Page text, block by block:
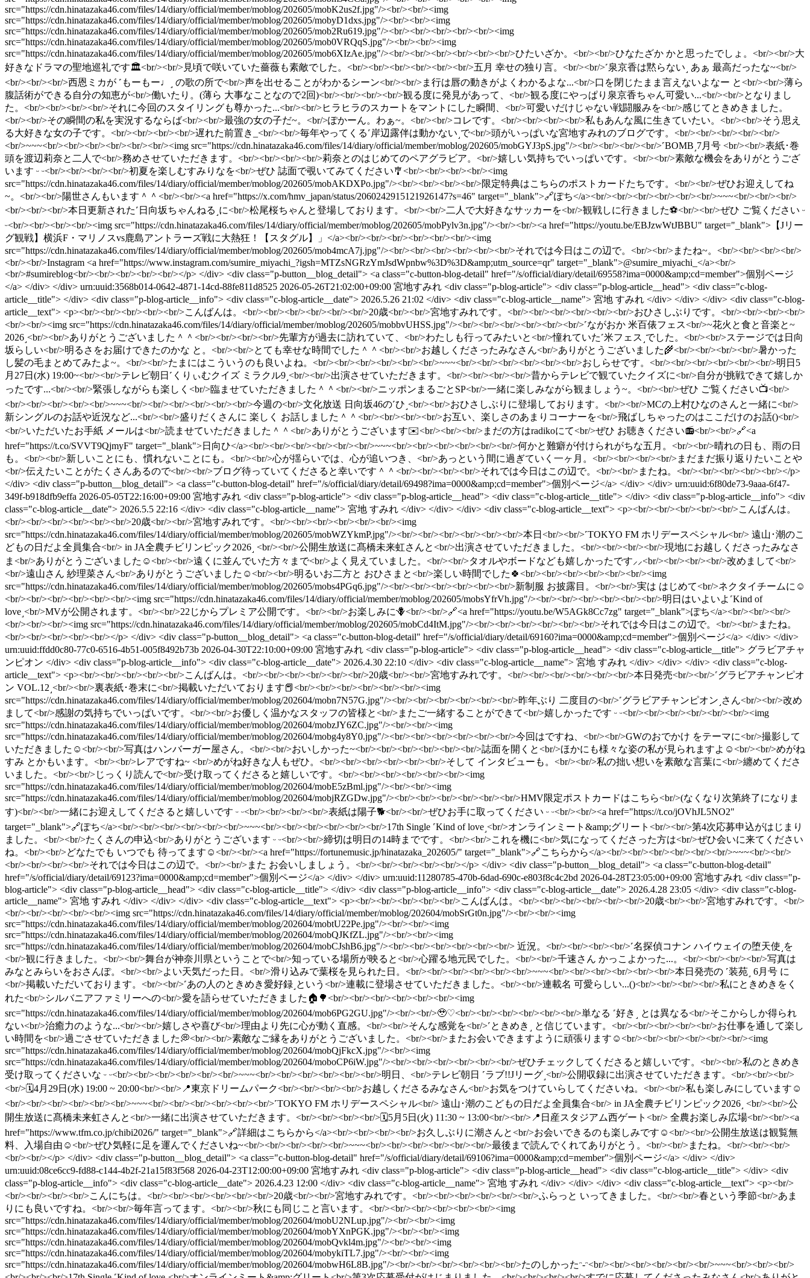
src="https://cdn.hinatazaka46.com/files/14/diary/official/member/moblog/202605/mobK2us2f.jpg"/><br/><br/><img
src="https://cdn.hinatazaka46.com/files/14/diary/official/member/moblog/202605/mobyD1dxs.jpg"/><br/><br/><img
src="https://cdn.hinatazaka46.com/files/14/diary/official/member/moblog/202605/mob2Ru619.jpg"/><br/><br/><br/><br/><br/><img
src="https://cdn.hinatazaka46.com/files/14/diary/official/member/moblog/202605/mob0VRQqS.jpg"/><br/><br/><img
src="https://cdn.hinatazaka46.com/files/14/diary/official/member/moblog/202605/mob6XIzAe.jpg"/><br/><br/><br/><br/><br/><br/>ひたいざか。<br/><br/>ひなたざか かと思ったでしょ。<br/><br/>大
好きなドラマの聖地巡礼です🏛<br/><br/>見頃で咲いていた薔薇も素敵でした。<br/><br/><br/><br/><br/><br/>五月 幸せの独り言。<br/><br/>˹泉京香は黙らない˼ あぁ 最高だったな~<br/>
<br/><br/><br/>西恩ミカが ˹もーもー♩˼ の歌の所で<br/>声を出せることがわかるシーン<br/><br/>ま行は唇の動きがよくわかるよな...<br/>口を閉じたまま言えないよなー と<br/><br/>薄ら
腹話術ができる自分の知恵が<br/>働いたり。(薄ら 大事なことなので2回)<br/><br/><br/><br/>観る度に発見があって、<br/>観る度にやっぱり泉京香ちゃん可愛い...<br/><br/>となりまし
た。<br/><br/><br/><br/>それに今回のスタイリングも尊かった...<br/><br/>ヒラヒラのスカートをマントにした瞬間、<br/>可愛いだけじゃない戦闘服みを<br/>感じてときめきました。
<br/><br/>その瞬間の私を実況するならば<br/><br/>最強の女の子だ~。<br/>ぽかーん。わぁ~。<br/><br/>コレです。<br/><br/><br/><br/>私もあんな風に生きていたい。<br/><br/>そう思え
る大好きな女の子です。<br/><br/><br/><br/>遅れた前置き_<br/><br/>毎年やってくる˹岸辺露伴は動かない˼で<br/>頭がいっぱいな宮地すみれのブログです。<br/><br/><br/><br/><br/>
<br/>~~~<br/><br/><br/><br/><br/><br/><img src="https://cdn.hinatazaka46.com/files/14/diary/official/member/moblog/202605/mobGYJ3pS.jpg"/><br/><br/><br/><br/>˹BOMB˼7月号 <br/><br/>表紙･巻
頭を渡辺莉奈と二人で<br/>務めさせていただきます。<br/><br/><br/><br/>莉奈とのはじめてのペアグラビア。<br/>嬉しい気持ちでいっぱいです。<br/><br/>素敵な機会をありがとうござ
います ᵕ ᵕ<br/><br/><br/><br/>初夏を楽しむすみりなを<br/>ぜひ 誌面で覗いてみてください🎐<br/><br/><br/><br/><img
src="https://cdn.hinatazaka46.com/files/14/diary/official/member/moblog/202605/mobAKDXPo.jpg"/><br/><br/><br/><br/>限定特典はこちらのポストカードたちです。<br/><br/>ぜひお迎えしてね
~。<br/><br/>陽世さんもいます＾＾<br/><br/><a href="https://x.com/hmv_japan/status/2060242915121926147?s=46" target="_blank">🔗ぽち</a><br/><br/><br/><br/><br/><br/>~~~<br/><br/><br/>
<br/><br/><br/>本日更新された˹日向坂ちゃんねる˼に<br/>松尾桜ちゃんと登場しております。<br/><br/>二人で大好きなサッカーを<br/>観戦しに行きました⚽️<br/><br/>ぜひ ご覧ください ᵕ
ᵕ<br/><br/><br/><br/><img src="https://cdn.hinatazaka46.com/files/14/diary/official/member/moblog/202605/mobPylv3n.jpg"/><br/><br/><a href="https://youtu.be/EBJzwWtJBBU" target="_blank">【Jリー
グ観戦】横浜F・マリノスvs鹿島アントラーズ戦に大熱狂！【スタグル】」</a><br/><br/><br/><br/><br/><br/><img
src="https://cdn.hinatazaka46.com/files/14/diary/official/member/moblog/202605/mob4mcA7j.jpg"/><br/><br/><br/><br/><br/><br/>それでは今日はこの辺で。<br/><br/>またね~。<br/><br/><br/><br/>
<br/><br/>Instagram <a href="https://www.instagram.com/sumire_miyachi_?igsh=MTZsNGRzYmJsdWpnbw%3D%3D&amp;utm_source=qr" target="_blank">@sumire_miyachi_</a><br/>
<br/>#sumireblog<br/><br/><br/><br/><br/></p> </div> <div class="p-button__blog_detail"> <a class="c-button-blog-detail" href="/s/official/diary/detail/69558?ima=0000&amp;cd=member">個別ページ
</a> </div> </div> urn:uuid:3568b014-0642-4871-14cd-88fe811d8525 2026-05-26T21:02:00+09:00 宮地すみれ <div class="p-blog-article"> <div class="p-blog-article__head"> <div class="c-blog-
article__title"> </div> <div class="p-blog-article__info"> <div class="c-blog-article__date"> 2026.5.26 21:02 </div> <div class="c-blog-article__name"> 宮地 すみれ </div> </div> </div> <div class="c-blog-
article__text"> <p><br/><br/><br/><br/><br/>こんばんは。<br/><br/><br/><br/><br/><br/>20歳<br/><br/>宮地すみれです。<br/><br/><br/><br/><br/><br/>おひさしぶりです。<br/><br/><br/><br/>
<br/><br/><img src="https://cdn.hinatazaka46.com/files/14/diary/official/member/moblog/202605/mobbvUHSS.jpg"/><br/><br/><br/><br/><br/><br/>˹ながおか 米百俵フェス<br/>~花火と食と音楽と~
2026˼<br/><br/>ありがとうございました＾＾<br/><br/><br/><br/>先輩方が過去に訪れていて、<br/>わたしも行ってみたいと<br/>憧れていた˹米フェス˼でした。<br/><br/>ステージでは日向
坂らしい<br/>明るさをお届けできたのかな と。<br/><br/>とても幸せな時間でした＾＾<br/><br/>お越しくださったみなさん<br/>ありがとうございました🌾<br/><br/><br/><br/>暑かった
し髪の毛まとめてみたよ~。<br/><br/>たまにはこういうのも良いよね。<br/><br/><br/><br/><br/><br/>~~~<br/><br/><br/><br/><br/><br/>おしらせです。<br/><br/><br/><br/><br/><br/>明日5
月27日(水) 19:00~<br/><br/>テレビ朝日˹くりぃむクイズ ミラクル9˼<br/><br/>出演させていただきます。<br/><br/><br/><br/>昔からテレビで観ていたクイズに<br/>自分が挑戦できて嬉しか
ったです...<br/><br/>緊張しながらも楽しく<br/>臨ませていただきました＾＾<br/><br/>ニッポンまるごとSP<br/>一緒に楽しみながら観ましょう~。<br/><br/>ぜひ ご覧ください📺<br/>
<br/><br/><br/><br/><br/>~~~<br/><br/><br/><br/><br/><br/>今週の<br/>文化放送 日向坂46の˹ひ˼<br/><br/>おひさしぶりに登場しております。<br/><br/>MCの上村ひなのさんと一緒に<br/>
新シングルのお話や近況など...<br/><br/>盛りだくさんに 楽しく お話しました＾＾<br/><br/><br/><br/>お互い、楽しさのあまりコーナーを<br/>飛ばしちゃったのはここだけのお話()<br/>
<br/>いただいたお手紙 メールは<br/>読ませていただきました＾＾<br/>ありがとうございます✉️<br/><br/><br/>まだの方はradikoにて<br/>ぜひ お聴きください📻<br/><br/>🔗<a
href="https://t.co/SVVT9QjmyF" target="_blank">日向ひ</a><br/><br/><br/><br/><br/><br/>~~~<br/><br/><br/><br/><br/><br/>何かと難癖が付けられがちな五月。<br/><br/>晴れの日も、雨の日
も。<br/><br/>新しいことにも、慣れないことにも。<br/><br/>心が揺らいでは、心が追いつき、<br/>あっという間に過ぎていく一ヶ月。<br/><br/><br/><br/>まだまだ振り返りたいことや
<br/>伝えたいことがたくさんあるので<br/><br/>ブログ待っていてくださると幸いです＾＾<br/><br/><br/><br/>それでは今日はこの辺で。<br/><br/>またね。<br/><br/><br/><br/><br/></p>
</div> <div class="p-button__blog_detail"> <a class="c-button-blog-detail" href="/s/official/diary/detail/69498?ima=0000&amp;cd=member">個別ページ</a> </div> </div> urn:uuid:6f80de73-9aaa-6f47-
349f-b918dfb9effa 2026-05-05T22:16:00+09:00 宮地すみれ <div class="p-blog-article"> <div class="p-blog-article__head"> <div class="c-blog-article__title"> </div> <div class="p-blog-article__info"> <div
class="c-blog-article__date"> 2026.5.5 22:16 </div> <div class="c-blog-article__name"> 宮地 すみれ </div> </div> </div> <div class="c-blog-article__text"> <p><br/><br/><br/><br/><br/>こんばんは。
<br/><br/><br/><br/><br/><br/>20歳<br/><br/>宮地すみれです。<br/><br/><br/><br/><br/><br/><img
src="https://cdn.hinatazaka46.com/files/14/diary/official/member/moblog/202605/mobWZYkmP.jpg"/><br/><br/><br/><br/><br/><br/>本日<br/><br/>˹TOKYO FM ホリデースペシャル<br/> 遠山･潮のこ
どもの日だよ全員集合<br/> in JA全農チビリンピック2026˼ <br/><br/>公開生放送に髙橋未来虹さんと<br/>出演させていただきました。<br/><br/><br/><br/>現地にお越しくださったみなさ
ま<br/>ありがとうございました︎☺︎<br/><br/>遠くに並んでいた方々まで<br/>よく見えていました。<br/><br/>タオルやボードなども嬉しかったです︎⸝⸝<br/><br/><br/><br/>改めまして<br/>
<br/>遠山さん 紗理菜さん<br/>ありがとうございました︎☺︎<br/><br/>明るいお二方と おひさまと<br/>楽しい時間でした︎︎🍀<br/><br/><br/><br/><br/><br/><img
src="https://cdn.hinatazaka46.com/files/14/diary/official/member/moblog/202605/mobs4PGq6.jpg"/><br/><br/><br/><br/><br/><br/>新制服 お披露目。<br/><br/>実は はじめて︎<br/>ネクタイチームに︎☺︎
<br/><br/><br/><br/><br/><br/><img src="https://cdn.hinatazaka46.com/files/14/diary/official/member/moblog/202605/mobsYfrVh.jpg"/><br/><br/><br/><br/><br/><br/>明日はいよいよ˹Kind of
love˼<br/>MVが公開されます。<br/><br/>22じからプレミア公開です。<br/><br/>お楽しみに🪻<br/><br/>🔗<a href="https://youtu.be/W5AGk8Cc7zg" target="_blank">ぽち</a><br/><br/><br/>
<br/><br/><br/><img src="https://cdn.hinatazaka46.com/files/14/diary/official/member/moblog/202605/mobCd4ItM.jpg"/><br/><br/><br/><br/><br/><br/>それでは今日はこの辺で。<br/><br/>またね。
<br/><br/><br/><br/><br/></p> </div> <div class="p-button__blog_detail"> <a class="c-button-blog-detail" href="/s/official/diary/detail/69160?ima=0000&amp;cd=member">個別ページ</a> </div> </div>
urn:uuid:ffdd0c80-77c0-6516-4b51-005f8492b73b 2026-04-30T22:10:00+09:00 宮地すみれ <div class="p-blog-article"> <div class="p-blog-article__head"> <div class="c-blog-article__title"> グラビアチャ
ンピオン </div> <div class="p-blog-article__info"> <div class="c-blog-article__date"> 2026.4.30 22:10 </div> <div class="c-blog-article__name"> 宮地 すみれ </div> </div> </div> <div class="c-blog-
article__text"> <p><br/><br/><br/><br/><br/>こんばんは。<br/><br/><br/><br/><br/><br/>20歳<br/><br/>宮地すみれです。<br/><br/><br/><br/><br/><br/>本日発売<br/><br/>˹グラビアチャンピオ
ン VOL.12˼<br/><br/>裏表紙･巻末に<br/>掲載いただいております📕<br/><br/><br/><br/><br/><br/><img
src="https://cdn.hinatazaka46.com/files/14/diary/official/member/moblog/202604/mobn7N57G.jpg"/><br/><br/><br/><br/><br/><br/>昨年ぶり 二度目の<br/>˹グラビアチャンピオン˼さん<br/><br/>改め
まして<br/>感謝の気持ちでいっぱいです。<br/><br/>お優しく温かなスタッフの皆様と<br/>またご一緒することができて<br/>嬉しかったです ᵕ ᵕ<br/><br/><br/><br/><br/><br/><img
src="https://cdn.hinatazaka46.com/files/14/diary/official/member/moblog/202604/mobzJY6ZC.jpg"/><br/><br/><img
src="https://cdn.hinatazaka46.com/files/14/diary/official/member/moblog/202604/mobg4y8Y0.jpg"/><br/><br/><br/><br/><br/><br/>今回はですね、<br/><br/>GWのおでかけ をテーマに<br/>撮影して
いただきました︎☺︎<br/><br/>写真はハンバーガー屋さん。<br/><br/>おいしかった~<br/><br/><br/><br/><br/><br/>誌面を開くと<br/>ほかにも様々な姿の私が見られますよ︎☺︎<br/><br/>めがね
すみ とかもいます。<br/><br/>レアですね~ <br/>めがね好きな人もぜひ。<br/><br/><br/><br/><br/><br/>そして インタビューも。<br/><br/>私の拙い想いを素敵な言葉に<br/>纏めてくださ
いました。<br/><br/>じっくり読んで<br/>受け取ってくださると嬉しいです。<br/><br/><br/><br/><br/><br/><img
src="https://cdn.hinatazaka46.com/files/14/diary/official/member/moblog/202604/mobE5zBml.jpg"/><br/><br/><img
src="https://cdn.hinatazaka46.com/files/14/diary/official/member/moblog/202604/mobjRZGDw.jpg"/><br/><br/><br/><br/><br/><br/>HMV限定ポストカードはこちら<br/>(なくなり次第終了になりま
す)<br/><br/>一緒にお迎えしてくださると嬉しいです ᵕ ᵕ<br/><br/><br/><br/>表紙は陽子🐕<br/><br/>ぜひお手に取ってください ᵕ ᵕ<br/><br/><a href="https://t.co/jOVhJL5NO2"
target="_blank">🔗ぽち</a><br/><br/><br/><br/><br/><br/>~~~<br/><br/><br/><br/><br/><br/>17th Single ˹Kind of love˼<br/>オンラインミート&amp;グリート<br/><br/>第4次応募申込がはじまり
ました。<br/><br/>たくさんの申込<br/>ありがとうございます ᵕ ᵕ<br/><br/>締切は明日の14時までです。<br/><br/>これを機に<br/>気になってくださった方は<br/>ぜひ会いに来てください
ね。<br/><br/>どなたでも いつでも 待ってます︎☺︎<br/><br/><a href="https://fortunemusic.jp/hinatazaka_202605/" target="_blank">🔗こちらから</a><br/><br/><br/><br/><br/><br/>~~~<br/><br/>
<br/><br/><br/><br/>それでは今日はこの辺で。<br/><br/>また お会いしましょう。<br/><br/><br/><br/><br/></p> </div> <div class="p-button__blog_detail"> <a class="c-button-blog-detail"
href="/s/official/diary/detail/69123?ima=0000&amp;cd=member">個別ページ</a> </div> </div> urn:uuid:11280785-470b-6dad-690c-e803f8c4c2bd 2026-04-28T23:05:00+09:00 宮地すみれ <div class="p-
blog-article"> <div class="p-blog-article__head"> <div class="c-blog-article__title"> </div> <div class="p-blog-article__info"> <div class="c-blog-article__date"> 2026.4.28 23:05 </div> <div class="c-blog-
article__name"> 宮地 すみれ </div> </div> </div> <div class="c-blog-article__text"> <p><br/><br/><br/><br/><br/>こんばんは。<br/><br/><br/><br/><br/><br/>20歳<br/><br/>宮地すみれです。<br/>
<br/><br/><br/><br/><br/><img src="https://cdn.hinatazaka46.com/files/14/diary/official/member/moblog/202604/mobSrGt0n.jpg"/><br/><br/><img
src="https://cdn.hinatazaka46.com/files/14/diary/official/member/moblog/202604/mobtU22Pe.jpg"/><br/><br/><img
src="https://cdn.hinatazaka46.com/files/14/diary/official/member/moblog/202604/mobQJKfZL.jpg"/><br/><br/><img
src="https://cdn.hinatazaka46.com/files/14/diary/official/member/moblog/202604/mobCJshB6.jpg"/><br/><br/><br/><br/><br/><br/> 近況。<br/><br/><br/><br/>˹名探偵コナン ハイウェイの堕天使˼を
<br/>観に行きました。<br/><br/>舞台が神奈川県ということで<br/>知っている場所が映ると<br/>心躍る地元民でした。<br/><br/>千速さん かっこよかった...。<br/><br/><br/><br/>写真は
みなとみらいをおさんぽ。<br/><br/>よい天気だった日。<br/>滑り込みで葉桜を見られた日。<br/><br/><br/><br/><br/><br/>~~~<br/><br/><br/><br/><br/><br/>本日発売の ˹装苑˼ 6月号 に
<br/>掲載いただいております。<br/><br/>˹あの人のときめき愛好録˼という<br/>連載に登場させていただきました。<br/><br/>連載名 可愛らしい...()<br/><br/><br/><br/>私にときめきをく
れた<br/>シルバニアファミリーへの<br/>愛を語らせていただきました🏠🌳<br/><br/><br/><br/><br/><br/><img
src="https://cdn.hinatazaka46.com/files/14/diary/official/member/moblog/202604/mob6PG2GU.jpg"/><br/><br/>🥹♡<br/><br/><br/><br/><br/><br/>単なる ˹好き˼ とは異なる<br/>そこからしか得られ
ない<br/>治癒力のような...<br/><br/>嬉しさや喜び<br/>理由より先に心が動く直感。<br/><br/>そんな感覚を<br/>˹ときめき˼ と信じています︎。<br/><br/><br/><br/><br/>お仕事を通して楽し
い時間を<br/>過ごさせていただきました💭<br/><br/>素敵なご縁をありがとうございました。<br/><br/>またお会いできますように頑張ります︎︎☺︎<br/><br/><br/><br/><br/><br/><img
src="https://cdn.hinatazaka46.com/files/14/diary/official/member/moblog/202604/mobQjFkcX.jpg"/><br/><img
src="https://cdn.hinatazaka46.com/files/14/diary/official/member/moblog/202604/moboCP6iW.jpg"/><br/><br/><br/><br/><br/><br/>ぜひチェックしてくださると嬉しいです。<br/><br/>私のときめき
受け取ってくださいな ᵕ ᵕ<br/><br/><br/><br/><br/><br/>~~~<br/><br/><br/><br/><br/><br/>明日、<br/>テレビ朝日 ˹ラブ!!Jリーグ˼<br/>公開収録に出演させていただきます︎。<br/><br/><br/>
<br/>🗓4月29日(水) 19:00 ~ 20:00<br/><br/>📍東京ドリームパーク<br/><br/><br/><br/>お越しくださるみなさん<br/>お気をつけていらしてくださいね。<br/><br/>私も楽しみにしています︎☺︎
<br/><br/><br/><br/><br/><br/>~~~<br/><br/><br/><br/><br/><br/>˹TOKYO FM ホリデースペシャル<br/> 遠山･潮のこどもの日だよ全員集合<br/> in JA全農チビリンピック2026˼ <br/><br/>公
開生放送に髙橋未来虹さんと<br/>一緒に出演させていただきます。<br/><br/><br/><br/>🗓5月5日(火) 11:30 ~ 13:00<br/><br/>📍日産スタジアム西ゲート<br/> 全農お楽しみ広場<br/><br/><a
href="https://www.tfm.co.jp/chibi2026/" target="_blank">🔗詳細はこちらから</a><br/><br/><br/><br/>お久しぶりに潮さんと<br/>お会いできるのも楽しみです︎☺︎<br/><br/>公開生放送は観覧無
料、入場自由︎︎☺︎<br/>ぜひ気軽に足を運んでくださいね~<br/><br/><br/><br/><br/>~~~<br/><br/><br/><br/><br/><br/>最後まで読んでくれてありがとう。<br/><br/>またね。<br/><br/><br/>
<br/><br/></p> </div> <div class="p-button__blog_detail"> <a class="c-button-blog-detail" href="/s/official/diary/detail/69106?ima=0000&amp;cd=member">個別ページ</a> </div> </div>
urn:uuid:08ce6cc9-fd88-c144-4b2f-21a15f83f568 2026-04-23T12:00:00+09:00 宮地すみれ <div class="p-blog-article"> <div class="p-blog-article__head"> <div class="c-blog-article__title"> </div> <div
class="p-blog-article__info"> <div class="c-blog-article__date"> 2026.4.23 12:00 </div> <div class="c-blog-article__name"> 宮地 すみれ </div> </div> </div> <div class="c-blog-article__text"> <p><br/>
<br/><br/><br/><br/>こんにちは。<br/><br/><br/><br/><br/><br/>20歳<br/><br/>宮地すみれです。<br/><br/><br/><br/><br/><br/>ふらっと いってきました。<br/><br/>春という季節<br/>あま
りにも良いですね。<br/><br/>毎年言ってます。<br/><br/>秋にも同じこと言います。<br/><br/><br/><br/><br/><br/><img
src="https://cdn.hinatazaka46.com/files/14/diary/official/member/moblog/202604/mobU2NLup.jpg"/><br/><br/><img
src="https://cdn.hinatazaka46.com/files/14/diary/official/member/moblog/202604/mobYXnPGK.jpg"/><br/><br/><img
src="https://cdn.hinatazaka46.com/files/14/diary/official/member/moblog/202604/mobQvkl4m.jpg"/><br/><br/><img
src="https://cdn.hinatazaka46.com/files/14/diary/official/member/moblog/202604/mobykiTL7.jpg"/><br/><br/><img
src="https://cdn.hinatazaka46.com/files/14/diary/official/member/moblog/202604/mobwH6L8B.jpg"/><br/><br/><br/><br/><br/><br/>たのしかったᵔ-ᵔ<br/><br/><br/><br/><br/><br/>~~~<br/><br/><br/>